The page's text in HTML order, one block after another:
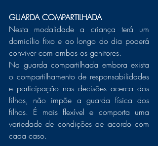
GUARDA COMPARTILHADA
Nesta modalidade a criança terá um
domicílio fixo e ao longo do dia poderá
conviver com ambos os genitores.
Na guarda compartilhada embora exista
o compartilhamento de responsabilidades
e participação nas decisões acerca dos
filhos, não impõe a guarda física dos
filhos. É mais flexível e comporta uma
variedade de condições de acordo com
cada caso.